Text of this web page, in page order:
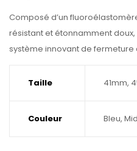
Composé d’un
résistant et étonnamment
système innovant de fermeture
Taille 41mm,
Couleur Bleu,